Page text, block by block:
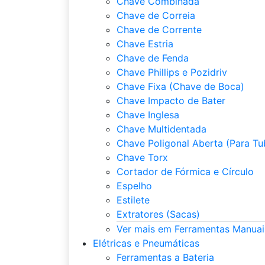
Chave de Correia
Chave de Corrente
Chave Estria
Chave de Fenda
Chave Phillips e Pozidriv
Chave Fixa (Chave de Boca)
Chave Impacto de Bater
Chave Inglesa
Chave Multidentada
Chave Poligonal Aberta (Para
Chave Torx
Cortador de Fórmica e Círculo
Espelho
Estilete
Extratores (Sacas)
Ver mais em Ferramentas
Elétricas e Pneumáticas
Ferramentas a Bateria